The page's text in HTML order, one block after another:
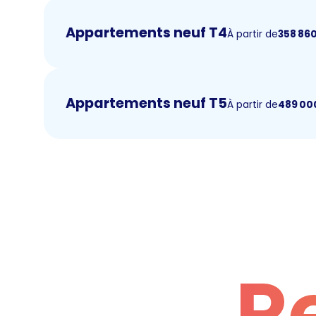
Appartements neuf T4À partir de358 860
Appartements neuf T5À partir de489